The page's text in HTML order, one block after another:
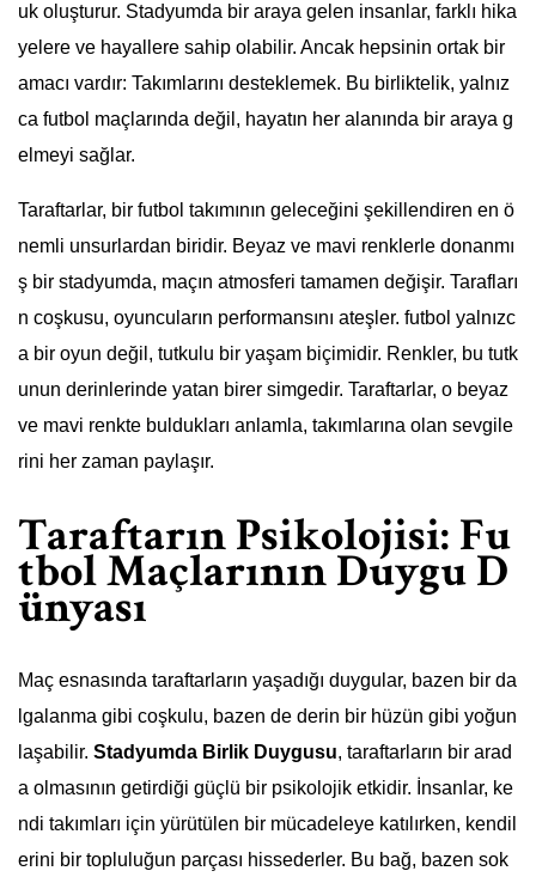
uk oluşturur. Stadyumda bir araya gelen insanlar, farklı hika
yelere ve hayallere sahip olabilir. Ancak hepsinin ortak bir
amacı vardır: Takımlarını desteklemek. Bu birliktelik, yalnız
ca futbol maçlarında değil, hayatın her alanında bir araya g
elmeyi sağlar.
Taraftarlar, bir futbol takımının geleceğini şekillendiren en ö
nemli unsurlardan biridir. Beyaz ve mavi renklerle donanmı
ş bir stadyumda, maçın atmosferi tamamen değişir. Tarafları
n coşkusu, oyuncuların performansını ateşler. futbol yalnızc
a bir oyun değil, tutkulu bir yaşam biçimidir. Renkler, bu tutk
unun derinlerinde yatan birer simgedir. Taraftarlar, o beyaz
ve mavi renkte buldukları anlamla, takımlarına olan sevgile
rini her zaman paylaşır.
Taraftarın Psikolojisi: Fu
tbol Maçlarının Duygu D
ünyası
Maç esnasında taraftarların yaşadığı duygular, bazen bir da
lgalanma gibi coşkulu, bazen de derin bir hüzün gibi yoğun
laşabilir. Stadyumda Birlik Duygusu, taraftarların bir arad
a olmasının getirdiği güçlü bir psikolojik etkidir. İnsanlar, ke
ndi takımları için yürütülen bir mücadeleye katılırken, kendil
erini bir topluluğun parçası hissederler. Bu bağ, bazen sok